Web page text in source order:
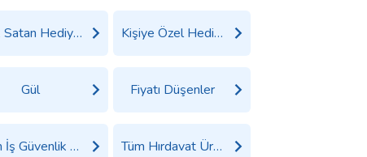
Çok Satan Hediyeler Kişiye Özel Hediyeler
Gül Fiyatı Düşenler
Tüm İş Güvenlik Ürünleri Ürünleri Tüm Hırdavat Ürünleri